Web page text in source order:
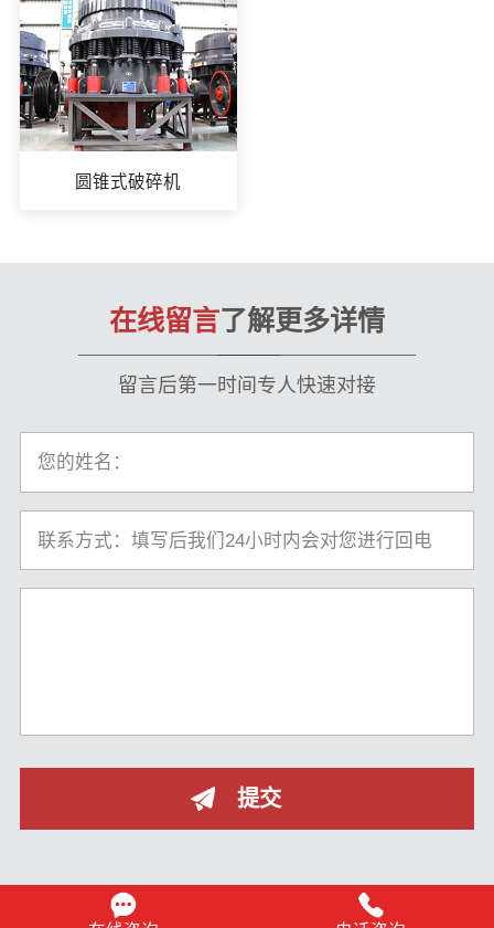
圆锥式破碎机
在线留言了解更多详情
留言后第一时间专人快速对接